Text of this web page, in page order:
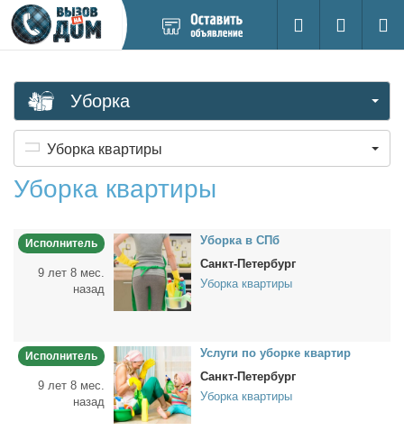
новое
Поиск
Вход на
Уборка
Уборка квартиры
Уборка квартиры
Исполнитель
9 лет 8 мес.
назад
Убор­ка в СПб
Санкт-Петербург
Уборка квартиры
Исполнитель
9 лет 8 мес.
назад
Услу­ги по убор­ке квар­тир
Санкт-Петербург
Уборка квартиры